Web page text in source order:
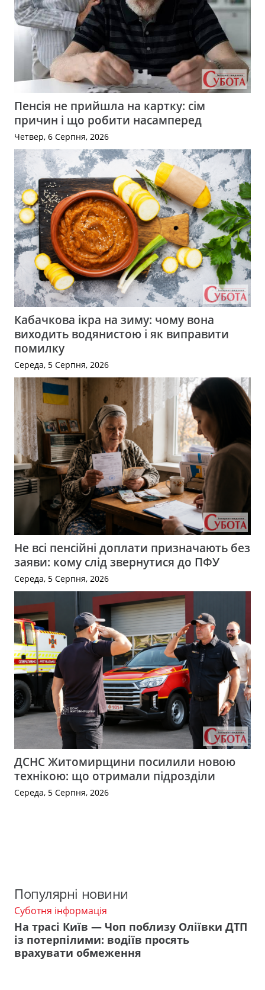
Пенсія не прийшла на картку: сім
причин і що робити насамперед
Четвер, 6 Серпня, 2026
Кабачкова ікра на зиму: чому вона
виходить водянистою і як виправити
помилку
Середа, 5 Серпня, 2026
Не всі пенсійні доплати призначають без
заяви: кому слід звернутися до ПФУ
Середа, 5 Серпня, 2026
ДСНС Житомирщини посилили новою
технікою: що отримали підрозділи
Середа, 5 Серпня, 2026
Популярні новини
Суботня інформація
На трасі Київ — Чоп поблизу Оліївки ДТП
із потерпілими: водіїв просять
врахувати обмеження